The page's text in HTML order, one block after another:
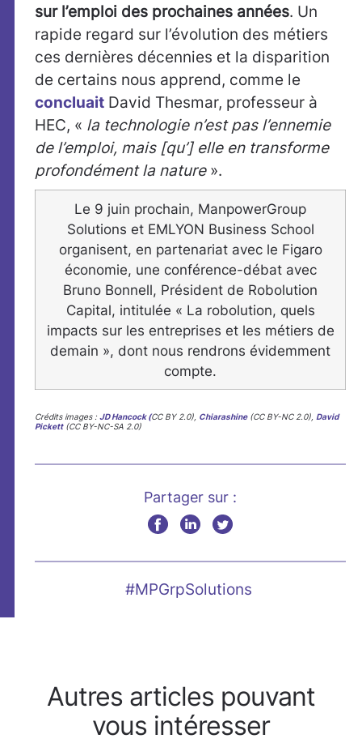
sur l’emploi des prochaines années. Un
rapide regard sur l’évolution des métiers
ces dernières décennies et la disparition
de certains nous apprend, comme le
concluait David Thesmar, professeur à
HEC, « la technologie n’est pas l’ennemie
de l’emploi, mais [qu’] elle en transforme
profondément la nature ».
Le 9 juin prochain, ManpowerGroup
Solutions et EMLYON Business School
organisent, en partenariat avec le Figaro
économie, une conférence-débat avec
Bruno Bonnell, Président de Robolution
Capital, intitulée « La robolution, quels
impacts sur les entreprises et les métiers de
demain », dont nous rendrons évidemment
compte.
Crédits images : JD Hancock (CC BY 2.0), Chiarashine(CC BY-NC 2.0), David
Pickett(CC BY-NC-SA 2.0)
Partager sur :
#MPGrpSolutions
Autres articles pouvant
vous intéresser